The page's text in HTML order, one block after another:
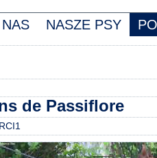
NASZE PSY
de Passiflore